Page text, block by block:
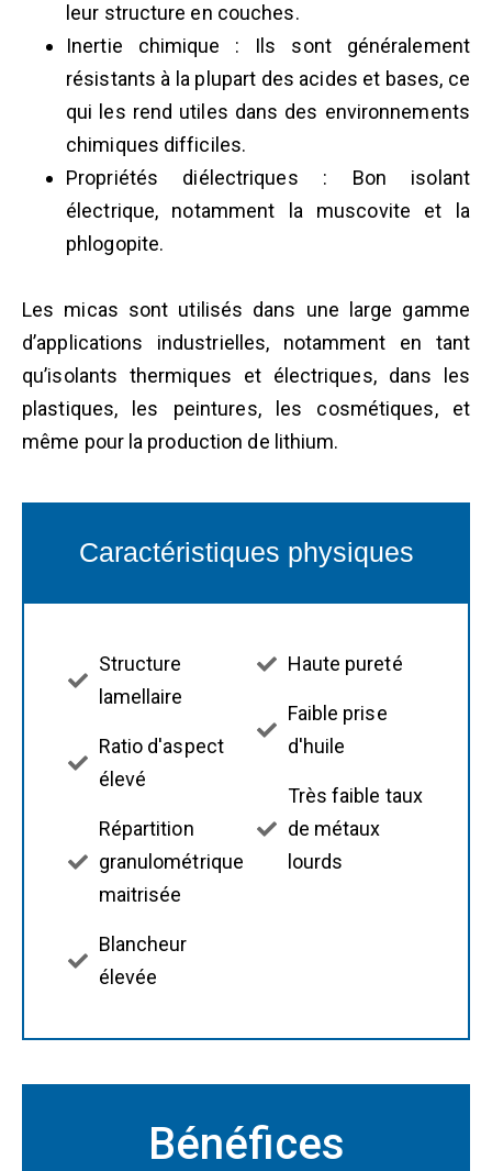
leur structure en couches.
Inertie chimique : Ils sont généralement
résistants à la plupart des acides et bases, ce
qui les rend utiles dans des environnements
chimiques difficiles.
Propriétés diélectriques : Bon isolant
électrique, notamment la muscovite et la
phlogopite.
Les micas sont utilisés dans une large gamme
d’applications industrielles, notamment en tant
qu’isolants thermiques et électriques, dans les
plastiques, les peintures, les cosmétiques, et
même pour la production de lithium.
Caractéristiques physiques
Structure
lamellaire
Ratio d'aspect
élevé
Répartition
granulométrique
maitrisée
Blancheur
élevée
Haute pureté
Faible prise
d'huile
Très faible taux
de métaux
lourds
Bénéfices